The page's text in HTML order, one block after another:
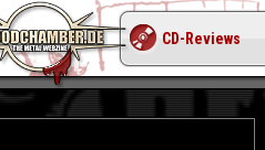
CD-Reviews